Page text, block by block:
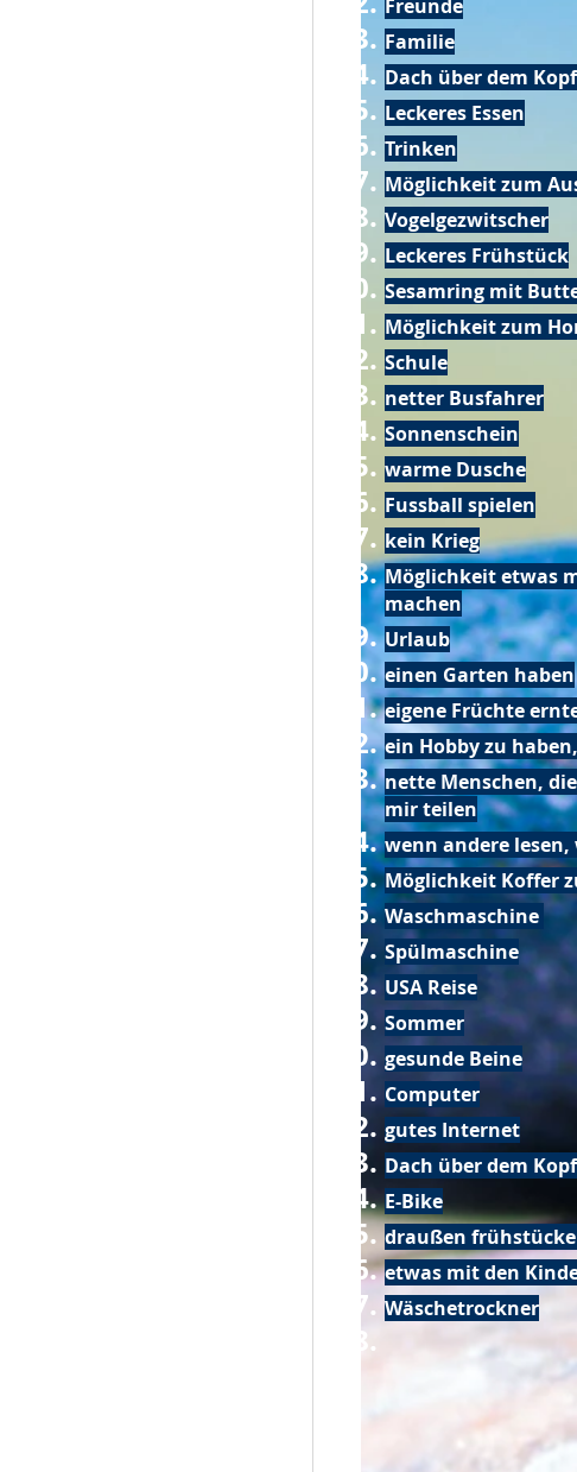
Freunde
Familie
Dach über dem Kopf
Leckeres Essen
Trinken
Möglichkeit zum
Vogelgezwitscher
Leckeres Frühstück
Sesamring mit
Möglichkeit zum
Schule
netter Busfahrer
Sonnenschein
warme Dusche
Fussball spielen
kein Krieg
Möglichkeit etwas
machen
Urlaub
einen Garten haben
eigene Früchte
ein Hobby zu
nette Menschen,
mir teilen
wenn andere lesen,
Möglichkeit Koffer
Waschmaschine
Spülmaschine
USA Reise
Sommer
gesunde Beine
Computer
gutes Internet
Dach über dem Kopf
E-Bike
draußen
etwas mit den
Wäschetrockner